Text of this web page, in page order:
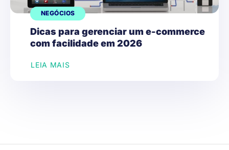
NEGÓCIOS
Dicas para gerenciar um e-commerce
com facilidade em 2026
LEIA MAIS